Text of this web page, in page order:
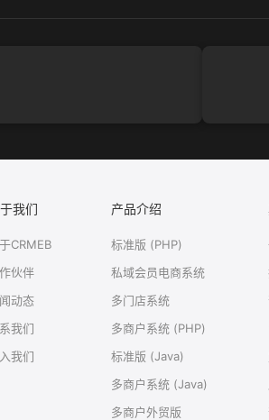
我们
CRMEB
伙伴
动态
我们
我们
产品介绍
标准版 (PHP)
私域会员电商系统
多门店系统
多商户系统 (PHP)
标准版 (Java)
多商户系统 (Java)
多商户外贸版